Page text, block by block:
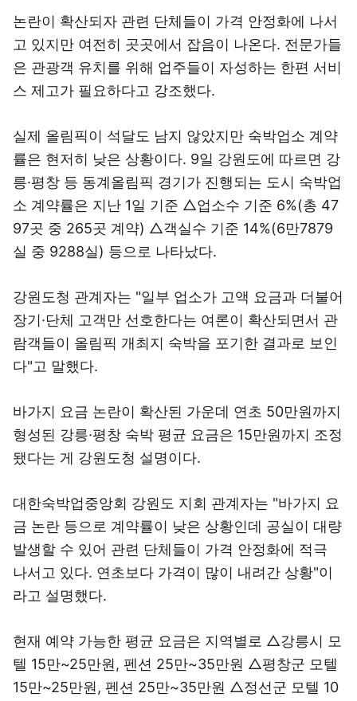
논란이 확산되자 관련 단체들이 가격 안정화에 나서
고 있지만 여전히 곳곳에서 잡음이 나온다. 전문가들
은 관광객 유치를 위해 업주들이 자성하는 한편 서비
스 제고가 필요하다고 강조했다.
실제 올림픽이 석달도 남지 않았지만 숙박업소 계약
률은 현저히 낮은 상황이다. 9일 강원도에 따르면 강
릉·평창 등 동계올림픽 경기가 진행되는 도시 숙박업
소 계약률은 지난 1일 기준 △업소수 기준 6%(총 47
97곳 중 265곳 계약) △객실수 기준 14%(6만7879
실 중 9288실) 등으로 나타났다.
강원도청 관계자는 "일부 업소가 고액 요금과 더불어
장기·단체 고객만 선호한다는 여론이 확산되면서 관
람객들이 올림픽 개최지 숙박을 포기한 결과로 보인
다"고 말했다.
바가지 요금 논란이 확산된 가운데 연초 50만원까지
형성된 강릉·평창 숙박 평균 요금은 15만원까지 조정
됐다는 게 강원도청 설명이다.
대한숙박업중앙회 강원도 지회 관계자는 "바가지 요
금 논란 등으로 계약률이 낮은 상황인데 공실이 대량
발생할 수 있어 관련 단체들이 가격 안정화에 적극
나서고 있다. 연초보다 가격이 많이 내려간 상황"이
라고 설명했다.
현재 예약 가능한 평균 요금은 지역별로 △강릉시 모
텔 15만~25만원, 펜션 25만~35만원 △평창군 모텔
15만~25만원, 펜션 25만~35만원 △정선군 모텔 10